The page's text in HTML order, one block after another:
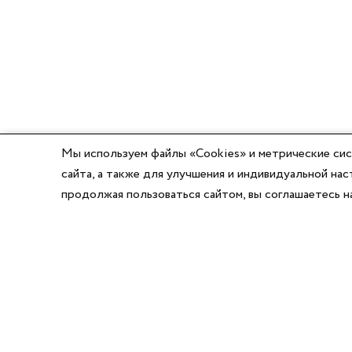
Мы используем файлы «Cookies» и метрические
сайта, а также для улучшения и индивидуальной
продолжая пользоваться сайтом, вы